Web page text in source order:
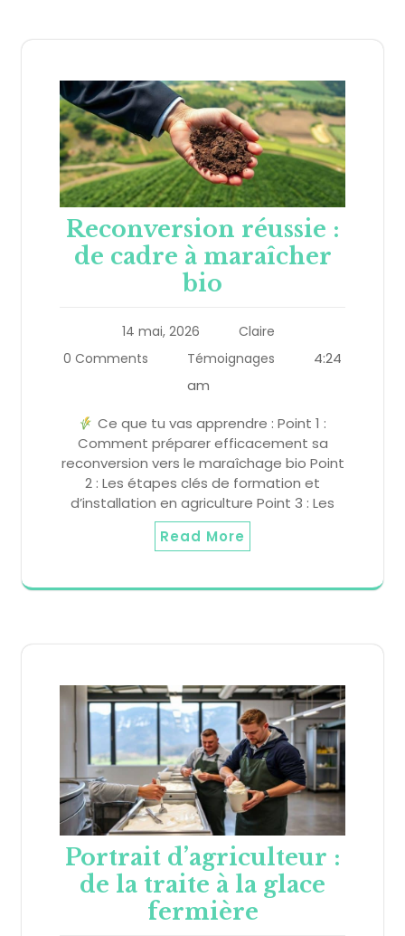
Reconversion réussie :
de cadre à maraîcher
bio
14 mai, 2026
Claire
0 Comments
Témoignages
4:24
am
Ce que tu vas apprendre : Point 1 :
Comment préparer efficacement sa
reconversion vers le maraîchage bio Point
2 : Les étapes clés de formation et
d’installation en agriculture Point 3 : Les
Read More
Portrait d’agriculteur :
de la traite à la glace
fermière